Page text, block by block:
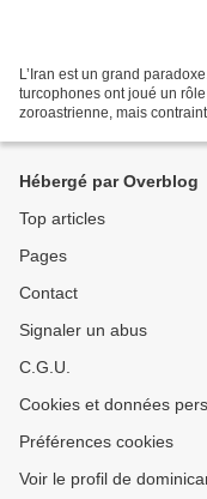
L’Iran est un grand
turcophones ont joué un
zoroastrienne, mais
Hébergé par Overblog
Top articles
Pages
Contact
Signaler un abus
C.G.U.
Cookies et données
Préférences cookies
Voir le profil de